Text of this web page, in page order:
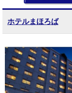
ホテルまほろば